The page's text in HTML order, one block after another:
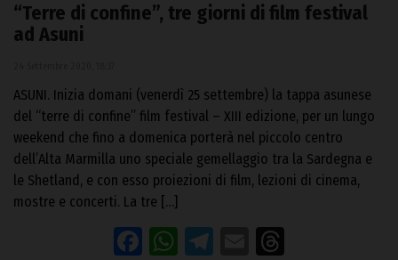
“Terre di confine”, tre giorni di film festival
ad Asuni
ASUNI. Inizia domani (venerdì 25 settembre) la tappa asunese
del “terre di confine” film festival – XIII edizione, per un lungo
weekend che fino a domenica porterà nel piccolo centro
dell’Alta Marmilla uno speciale gemellaggio tra la Sardegna e
le Shetland, e con esso proiezioni di film, lezioni di cinema,
mostre e concerti. La tre […]
Facebook
WhatsApp
Telegram
Email